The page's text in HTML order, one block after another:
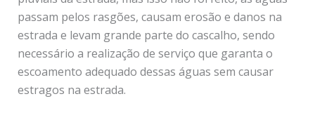
passam pelos rasgões, causam erosão e danos na
estrada e levam grande parte do cascalho, sendo
necessário a realização de serviço que garanta o
escoamento adequado dessas águas sem causar
estragos na estrada.